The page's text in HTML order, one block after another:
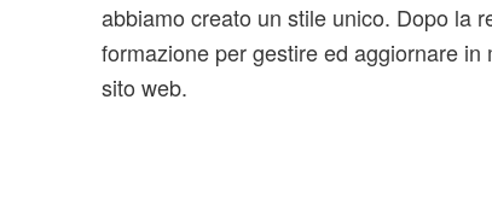
abbiamo creato un stile unico. Dopo la
formazione per gestire ed aggiornare
sito web.